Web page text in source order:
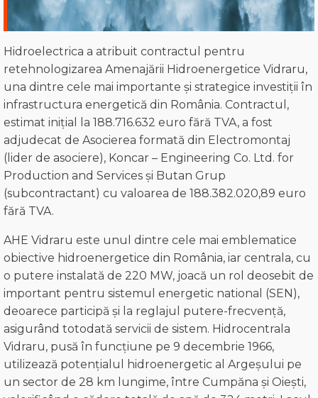
Hidroelectrica a atribuit contractul pentru
retehnologizarea Amenajării Hidroenergetice Vidraru,
una dintre cele mai importante și strategice investiții în
infrastructura energetică din România. Contractul,
estimat inițial la 188.716.632 euro fără TVA, a fost
adjudecat de Asocierea formată din Electromontaj
(lider de asociere), Koncar – Engineering Co. Ltd. for
Production and Services și Butan Grup
(subcontractant) cu valoarea de 188.382.020,89 euro
fără TVA.
AHE Vidraru este unul dintre cele mai emblematice
obiective hidroenergetice din România, iar centrala, cu
o putere instalată de 220 MW, joacă un rol deosebit de
important pentru sistemul energetic national (SEN),
deoarece participă și la reglajul putere-frecvență,
asigurând totodată servicii de sistem. Hidrocentrala
Vidraru, pusă în funcțiune pe 9 decembrie 1966,
utilizează potențialul hidroenergetic al Argeșului pe
un sector de 28 km lungime, între Cumpăna și Oiești,